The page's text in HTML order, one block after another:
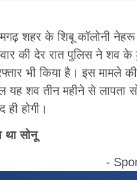
शहर के शिबू कॉलोनी
की देर रात पुलिस ने शव
भी किया है। इस मामले
यह शव तीन महीने से लापता
होगी।
था सोनू
-